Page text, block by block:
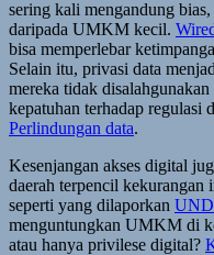
sering kali mengandung
daripada UMKM kecil.
bisa memperlebar
Selain itu, privasi data
mereka tidak
kepatuhan terhadap regulasi
Perlindungan data.
Kesenjangan akses digital
daerah terpencil
seperti yang dilaporkan
menguntungkan UMKM di
atau hanya privilese digital?